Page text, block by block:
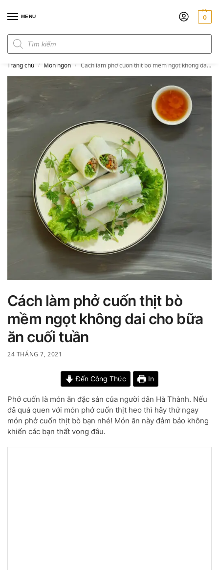
MENU 0
Trang chủ / Món ngon / Cách làm phở cuốn thịt bò mềm ngọt không dai cho bữa ăn cuối tuần
Cách làm phở cuốn thịt bò
mềm ngọt không dai cho bữa
ăn cuối tuần
24 THÁNG 7, 2021
Đến Công Thức In
Phở cuốn là món ăn đặc sản của người dân Hà Thành. Nếu
đã quá quen với món phở cuốn thịt heo thì hãy thử ngay
món phở cuốn thịt bò bạn nhé! Món ăn này đảm bảo không
khiến các bạn thất vọng đâu.